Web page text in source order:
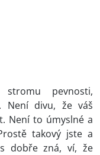
pevnosti,
Není divu, že váš
Není to úmyslné a
takový jste a
dobře zná, ví, že